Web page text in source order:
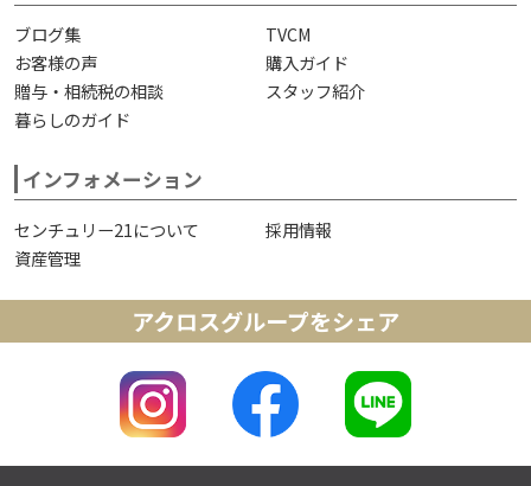
ブログ集
TVCM
お客様の声
購入ガイド
贈与・相続税の相談
スタッフ紹介
暮らしのガイド
インフォメーション
センチュリー21について
採用情報
資産管理
アクロスグループをシェア